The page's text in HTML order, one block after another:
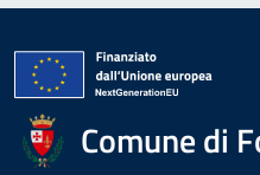
Comune di